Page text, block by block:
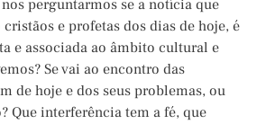
perguntarmos se a notícia que
e profetas dos dias de hoje, é
e associada ao âmbito cultural e
Se vai ao encontro das
de hoje e dos seus problemas, ou
Que interferência tem a fé, que